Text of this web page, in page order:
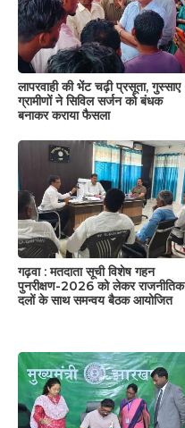
लापरवाही की भेंट चढ़ी प्रसूता, गुस्साए
ग्रामीणों ने सिविल सर्जन को बंधक
बनाकर कराया फैसला
गढ़वा : मतदाता सूची विशेष गहन
पुनरीक्षण-2026 को लेकर राजनीतिक
दलों के साथ समन्वय बैठक आयोजित